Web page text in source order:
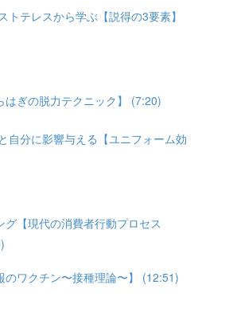
トテレスから学ぶ【説得の3要素】
はぎの脱力テクニック】 (7:20)
自分に影響与える【ユニフォーム効
グ【現代の消費者行動プロセス
のワクチン〜接種理論〜】 (12:51)